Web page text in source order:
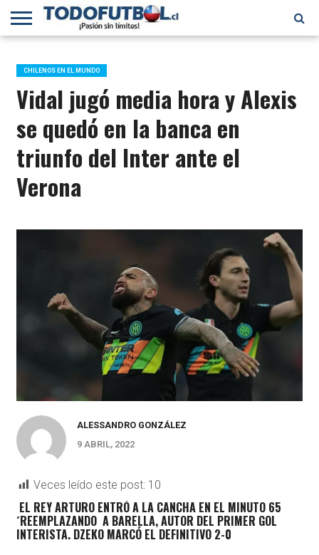
PRIMERA
B
SELECCIÓN
CHILENA
CHILENOS
EN EL
MUNDO
FÚTBOL
INTERNACIONAL
CHILENOS EN EL MUNDO
Vidal jugó media hora y Alexis
se quedó en la banca en
triunfo del Inter ante el
Verona
ALESSANDRO GONZÁLEZ
9 ABRIL, 2022
Veces leído este post: 10
EL REY ARTURO ENTRÓ A LA CANCHA EN EL MINUTO 65
´REEMPLAZANDO A BARELLA, AUTOR DEL PRIMER GOL
INTERISTA. DZEKO MARCÓ EL DEFINITIVO 2-0